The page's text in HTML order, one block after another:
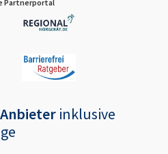
Partnerportal
inklusive